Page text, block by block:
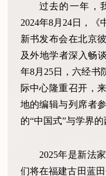
过去的一年，
2024年8月24日，《
新书发布会在北京
及外地学者深入畅
年8月25日，六经书
际中心隆重召开，
地的编辑与列席者
的“中国式”与学界
2025年是新法
们将在福建古田蓝